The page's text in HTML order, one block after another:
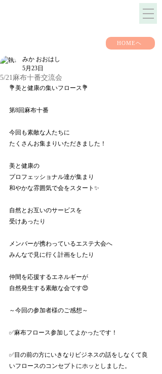
HOMEヘ
5/21麻布十番交流会
みか おおはし
5月23日
💐美と健康の集いフロース💐
第8回麻布十番
今回も素敵な人たちに
たくさんお集まりいただきました！
美と健康の
プロフェッショナル達が集まり
和やかな雰囲気で会をスタート✨
自然とお互いのサービスを
受けあったり
メンバーが携わっているエステ大会へ
みんなで見に行く計画をしたり
仲間を応援するエネルギーが
自然発生する素敵な会です😍
～今回の参加者様のご感想～
✅麻布フロース参加してよかったです！
✅目の前の方にいきなりビジネスの話をしなくて良
いフロースのコンセプトにホッとしました。